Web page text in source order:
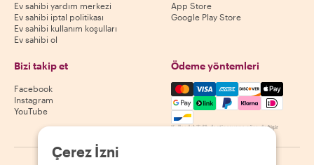
Ev sahibi yardım merkezi
Ev sahibi iptal politikası
Ev sahibi kullanım koşulları
Ev sahibi ol
App Store
Google Play Store
Bizi takip et
Facebook
Instagram
YouTube
Ödeme yöntemleri
Mastercard, Visa, Amex,
Kullanılabilirlik destinasyona göre değişir
Çerez İzni